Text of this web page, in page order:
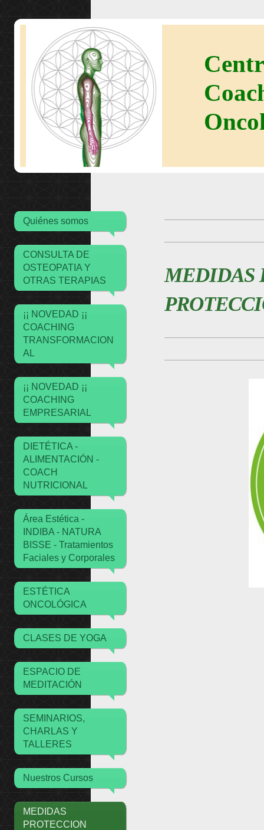
Quiénes somos
CONSULTA DE
OSTEOPATIA Y
OTRAS TERAPIAS
¡¡ NOVEDAD ¡¡
COACHING
TRANSFORMACION
AL
¡¡ NOVEDAD ¡¡
COACHING
EMPRESARIAL
DIETÉTICA -
ALIMENTACIÓN -
COACH
NUTRICIONAL
Área Estética -
INDIBA - NATURA
BISSE - Tratamientos
Faciales y Corporales
ESTÉTICA
ONCOLÓGICA
CLASES DE YOGA
ESPACIO DE
MEDITACIÓN
SEMINARIOS,
CHARLAS Y
TALLERES
Nuestros Cursos
MEDIDAS
PROTECCION
MEDIDAS